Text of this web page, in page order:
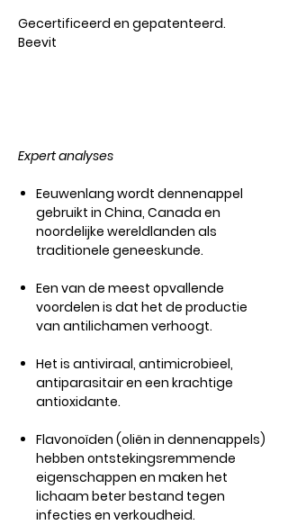
Gecertificeerd en gepatenteerd.
Beevit
Expert analyses
Eeuwenlang wordt dennenappel
gebruikt in China, Canada en
noordelijke wereldlanden als
traditionele geneeskunde.
Een van de meest opvallende
voordelen is dat het de productie
van antilichamen verhoogt.
Het is antiviraal, antimicrobieel,
antiparasitair en een krachtige
antioxidante.
Flavonoïden (oliën in dennenappels)
hebben ontstekingsremmende
eigenschappen en maken het
lichaam beter bestand tegen
infecties en verkoudheid.